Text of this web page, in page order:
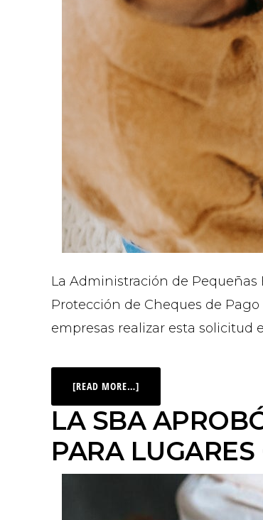
La Administración de
Protección de Cheques de
empresas realizar esta solicitud
[READ MORE…]
LA SBA
PARA